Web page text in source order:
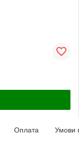
Оплата Умови